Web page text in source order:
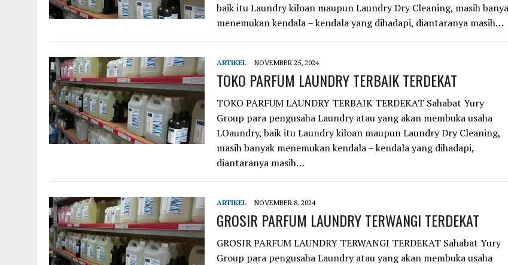
baik itu Laundry kiloan maupun Laundry Dry Cleaning, masih
menemukan kendala – kendala yang dihadapi, diantaranya masih…
ARTIKEL NOVEMBER 25, 2024
TOKO PARFUM LAUNDRY TERBAIK TERDEKAT
TOKO PARFUM LAUNDRY TERBAIK TERDEKAT Sahabat Yury
Group para pengusaha Laundry atau yang akan membuka usaha
LOaundry, baik itu Laundry kiloan maupun Laundry Dry Cleaning,
masih banyak menemukan kendala – kendala yang dihadapi,
diantaranya masih…
ARTIKEL NOVEMBER 8, 2024
GROSIR PARFUM LAUNDRY TERWANGI TERDEKAT
GROSIR PARFUM LAUNDRY TERWANGI TERDEKAT Sahabat Yury
Group para pengusaha Laundry atau yang akan membuka usaha